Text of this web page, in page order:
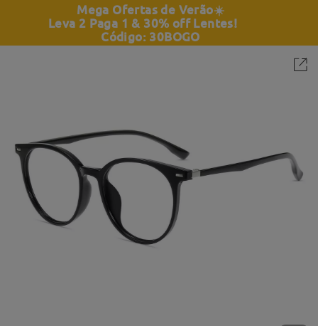
Mega Ofertas de Verão☀️
Leva 2 Paga 1 & 30% off Lentes!
Código: 30BOGO